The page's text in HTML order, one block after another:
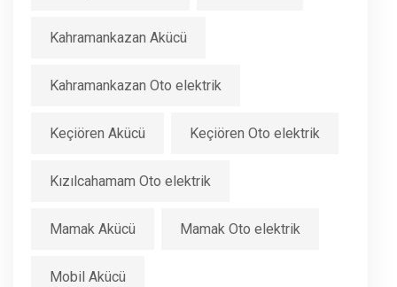
Kahramankazan Akücü
Kahramankazan Oto elektrik
Keçiören Akücü Keçiören Oto elektrik
Kızılcahamam Oto elektrik
Mamak Akücü Mamak Oto elektrik
Mobil Akücü